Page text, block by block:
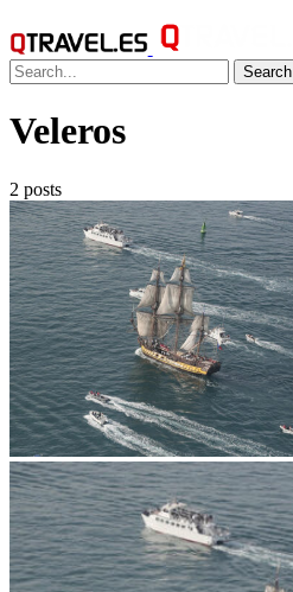
Search
Veleros
2 posts